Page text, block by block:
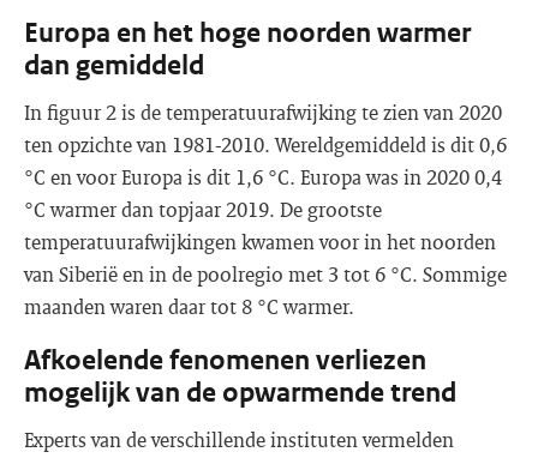
Europa en het hoge noorden warmer
dan gemiddeld
In figuur 2 is de temperatuurafwijking te zien van 2020
ten opzichte van 1981-2010. Wereldgemiddeld is dit 0,6
°C en voor Europa is dit 1,6 °C. Europa was in 2020 0,4
°C warmer dan topjaar 2019. De grootste
temperatuurafwijkingen kwamen voor in het noorden
van Siberië en in de poolregio met 3 tot 6 °C. Sommige
maanden waren daar tot 8 °C warmer.
Afkoelende fenomenen verliezen
mogelijk van de opwarmende trend
Experts van de verschillende instituten vermelden